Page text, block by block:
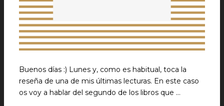
Buenos días :) Lunes y, como es habitual, toca la
reseña de una de mis últimas lecturas. En este caso
os voy a hablar del segundo de los libros que …